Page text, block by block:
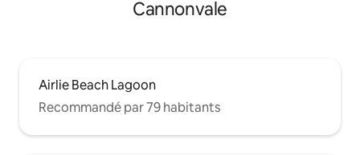
Cannonvale
Airlie Beach Lagoon
Recommandé par 79 habitants